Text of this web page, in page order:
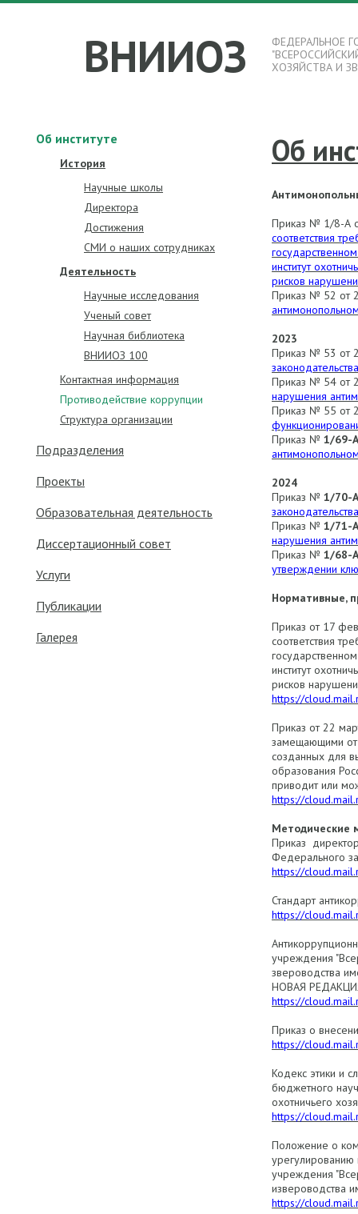
ВНИИОЗ
ФЕДЕРАЛЬНОЕ
ХОЗЯЙСТВА И
Об
Приказ № 1/8-А
соответствия
институт
рисков
Приказ № 52 от
2023
Приказ № 53 от
Приказ № 54 от
нарушения
Приказ № 55 от
Приказ № 1/69-А
2024
Приказ № 1/70-А
Приказ № 1/71-А
нарушения
Приказ № 1/68-А
утверждении
Нормативные,
Приказ от 17
соответствия
институт
рисков
https://
Приказ от 22
замещающими
созданных для
образования
приводит или
https://
Методические
Приказ
Федерального
https://
Стандарт
https://
учреждения
звероводства
НОВАЯ
https://
Приказ о
https://
Кодекс этики и
бюджетного
охотничьего
https://
Положение о
урегулированию
учреждения
извероводства
https://
Об институте
История
Научные школы
Директора
Достижения
СМИ о наших сотрудниках
Деятельность
Научные исследования
Ученый совет
Научная библиотека
ВНИИОЗ 100
Контактная информация
Противодействие коррупции
Структура организации
Подразделения
Проекты
Образовательная деятельность
Диссертационный совет
Услуги
Публикации
Галерея